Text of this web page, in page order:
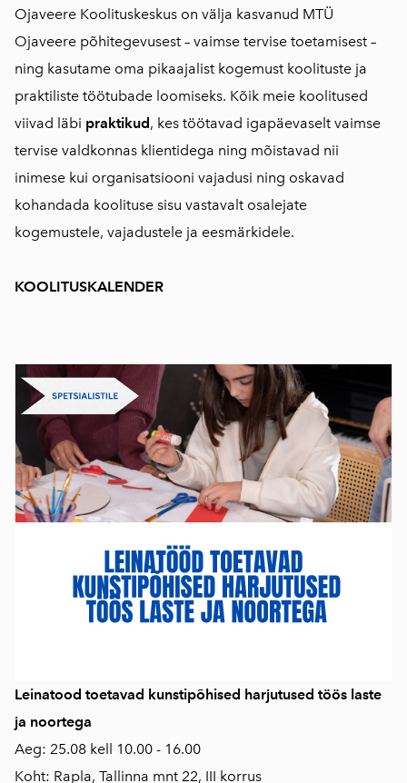
Ojaveere Koolituskeskus on välja kasvanud MTÜ
Ojaveere põhitegevusest – vaimse tervise toetamisest –
ning kasutame oma pikaajalist kogemust koolituste ja
praktiliste töötubade loomiseks. Kõik meie koolitused
viivad läbi praktikud, kes töötavad igapäevaselt vaimse
tervise valdkonnas klientidega ning mõistavad nii
inimese kui organisatsiooni vajadusi ning oskavad
kohandada koolituse sisu vastavalt osalejate
kogemustele, vajadustele ja eesmärkidele.
KOOLITUSKALENDER
Leinatood toetavad kunstipõhised harjutused töös laste
ja noortega
Aeg: 25.08 kell 10.00 - 16.00
Koht: Rapla, Tallinna mnt 22, III korrus